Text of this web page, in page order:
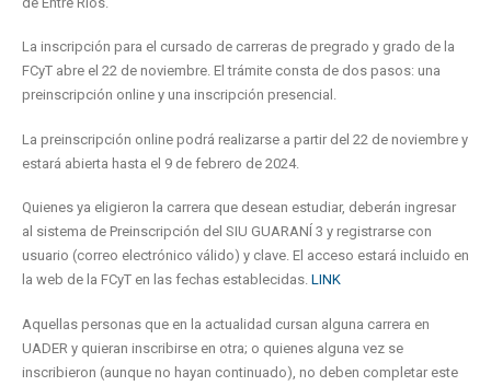
La inscripción para el cursado de carreras de pregrado y grado de la
FCyT abre el 22 de noviembre. El trámite consta de dos pasos: una
preinscripción online y una inscripción presencial.
La preinscripción online podrá realizarse a partir del 22 de noviembre y
estará abierta hasta el 9 de febrero de 2024.
Quienes ya eligieron la carrera que desean estudiar, deberán ingresar
al sistema de Preinscripción del SIU GUARANÍ 3 y registrarse con
usuario (correo electrónico válido) y clave. El acceso estará incluido en
la web de la FCyT en las fechas establecidas. LINK
Aquellas personas que en la actualidad cursan alguna carrera en
UADER y quieran inscribirse en otra; o quienes alguna vez se
inscribieron (aunque no hayan continuado), no deben completar este